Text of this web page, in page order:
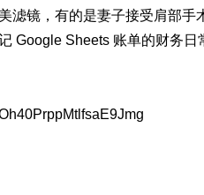
镜，有的是妻子接受肩部手
Google Sheets 账单的财务日